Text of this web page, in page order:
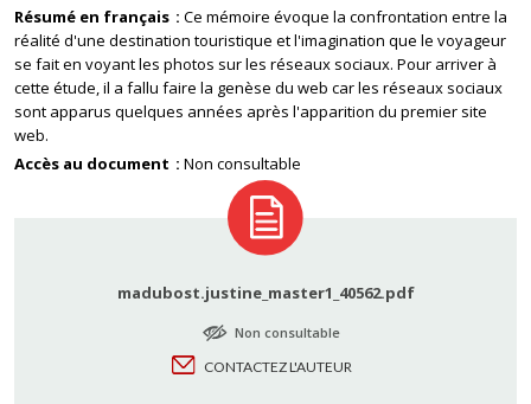
Résumé en français
Ce mémoire évoque la confrontation entre la
réalité d'une destination touristique et l'imagination que le voyageur
se fait en voyant les photos sur les réseaux sociaux. Pour arriver à
cette étude, il a fallu faire la genèse du web car les réseaux sociaux
sont apparus quelques années après l'apparition du premier site
web.
Accès au document
Non consultable
madubost.justine_master1_40562.pdf
Non consultable
CONTACTEZ L'AUTEUR